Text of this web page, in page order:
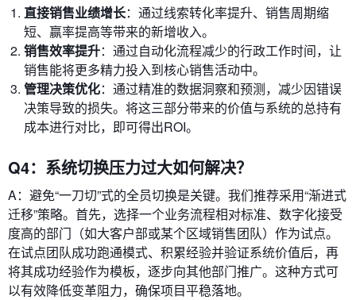
直接销售业绩增长：通过线索转化率提升、销售周期缩
短、赢率提高等带来的新增收入。
销售效率提升：通过自动化流程减少的行政工作时间，让
销售能将更多精力投入到核心销售活动中。
管理决策优化：通过精准的数据洞察和预测，减少因错误
决策导致的损失。将这三部分带来的价值与系统的总持有
成本进行对比，即可得出ROI。
Q4：系统切换压力过大如何解决？
A：避免“一刀切”式的全员切换是关键。我们推荐采用“渐进式
迁移”策略。首先，选择一个业务流程相对标准、数字化接受
度高的部门（如大客户部或某个区域销售团队）作为试点。
在试点团队成功跑通模式、积累经验并验证系统价值后，再
将其成功经验作为模板，逐步向其他部门推广。这种方式可
以有效降低变革阻力，确保项目平稳落地。